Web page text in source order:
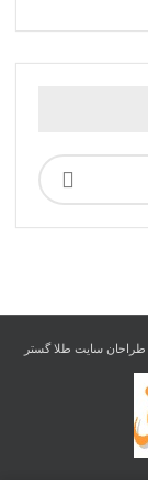
طراحان سایت طلا گستر